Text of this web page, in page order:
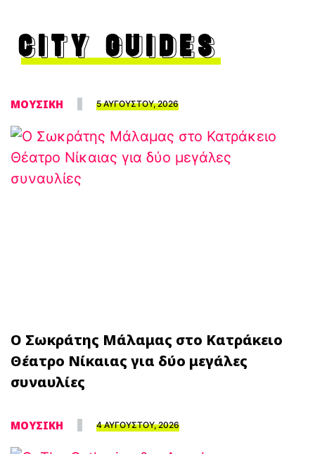
CITY GUIDES
ΜΟΥΣΙΚΗ 5 ΑΥΓΟΥΣΤΟΥ, 2026
Ο Σωκράτης Μάλαμας στο Κατράκειο
Θέατρο Νίκαιας για δύο μεγάλες
συναυλίες
ΜΟΥΣΙΚΗ 4 ΑΥΓΟΥΣΤΟΥ, 2026